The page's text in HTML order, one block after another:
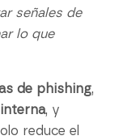
señales de
lo que
de phishing,
, y
reduce el